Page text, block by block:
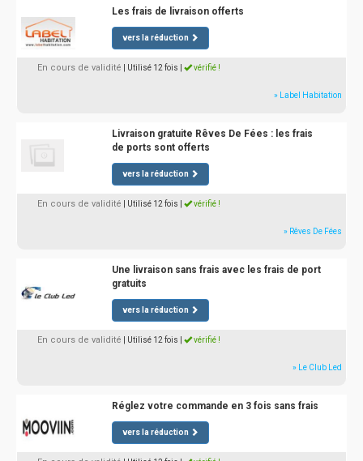
Les frais de livraison offerts
vers la réduction
En cours de validité | Utilisé 12 fois vérifié !
» Label Habitation
Livraison gratuite Rêves De Fées : les frais
de ports sont offerts
vers la réduction
En cours de validité | Utilisé 12 fois vérifié !
» Rêves De Fées
Une livraison sans frais avec les frais de port
gratuits
vers la réduction
En cours de validité | Utilisé 12 fois vérifié !
» Le Club Led
Réglez votre commande en 3 fois sans frais
vers la réduction